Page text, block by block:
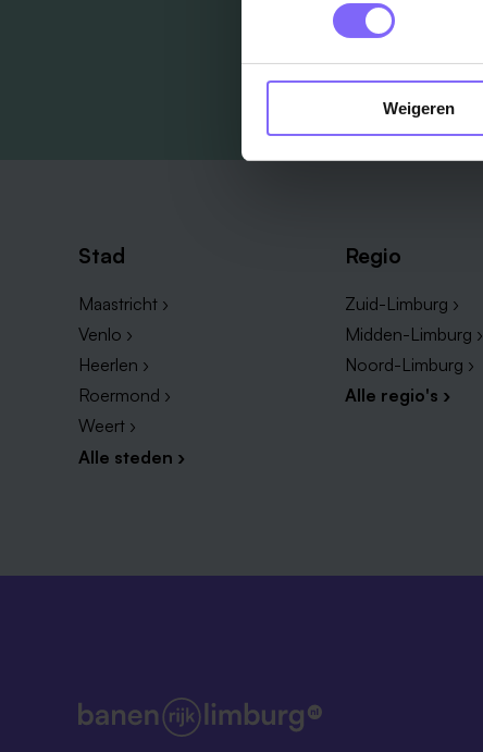
Weigeren
Stad
Maastricht ›
Venlo ›
Heerlen ›
Roermond ›
Weert ›
Alle steden ›
Regio
Zuid-Limburg ›
Midden-Limburg ›
Noord-Limburg ›
Alle regio's ›